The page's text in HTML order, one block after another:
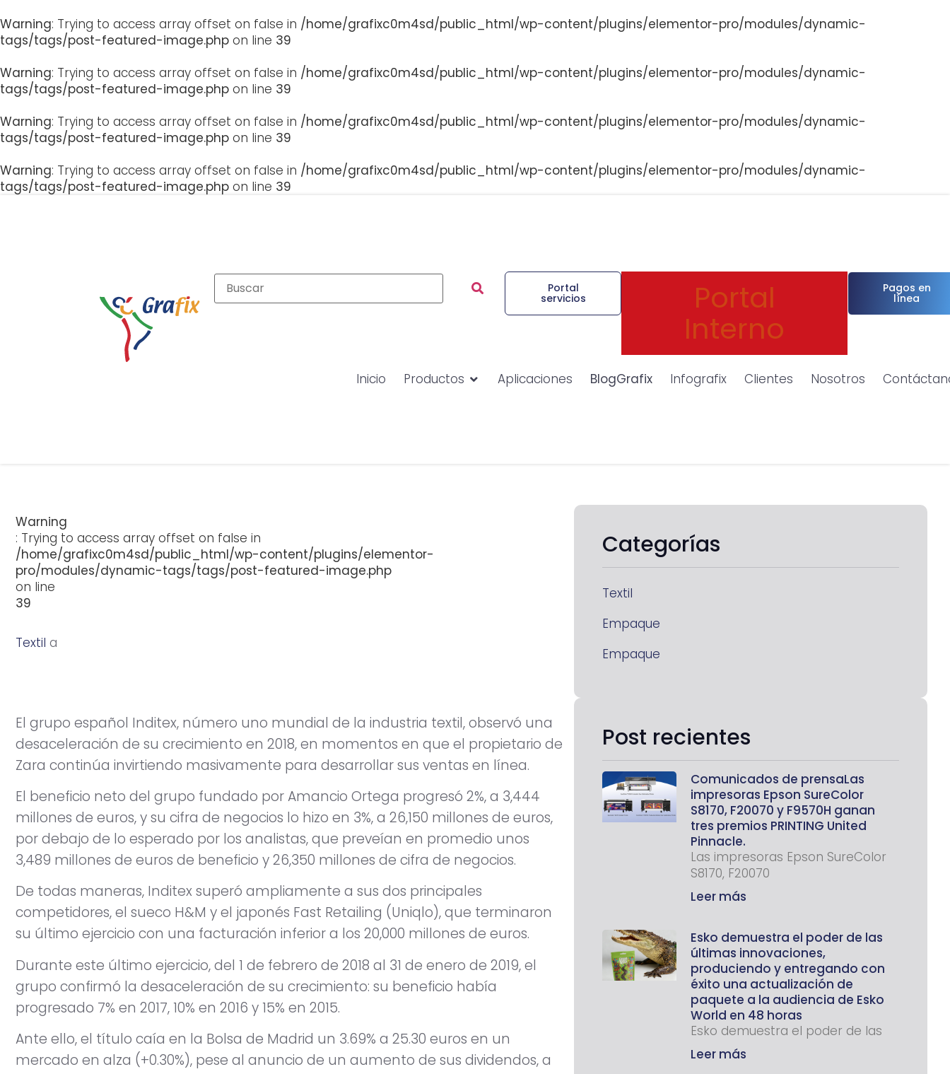
Warning: Trying to access array offset on false in /home/grafixc0m4sd/public_html/wp-content/plugins/elementor-pro/modules/dynamic-
tags/tags/post-featured-image.php on line 39
Warning: Trying to access array offset on false in /home/grafixc0m4sd/public_html/wp-content/plugins/elementor-pro/modules/dynamic-
tags/tags/post-featured-image.php on line 39
Warning: Trying to access array offset on false in /home/grafixc0m4sd/public_html/wp-content/plugins/elementor-pro/modules/dynamic-
tags/tags/post-featured-image.php on line 39
Warning: Trying to access array offset on false in /home/grafixc0m4sd/public_html/wp-content/plugins/elementor-pro/modules/dynamic-
tags/tags/post-featured-image.php on line 39
Portal
servicios Portal
Interno
Pagos en
línea
Inicio Productos Aplicaciones BlogGrafix Infografix Clientes Nosotros
Warning
: Trying to access array offset on false in
/home/grafixc0m4sd/public_html/wp-content/plugins/elementor-
pro/modules/dynamic-tags/tags/post-featured-image.php
on line
39
Textil a
El grupo español Inditex, número uno mundial de la industria textil, observó una
desaceleración de su crecimiento en 2018, en momentos en que el propietario de
Zara continúa invirtiendo masivamente para desarrollar sus ventas en línea.
El beneficio neto del grupo fundado por Amancio Ortega progresó 2%, a 3,444
millones de euros, y su cifra de negocios lo hizo en 3%, a 26,150 millones de euros,
por debajo de lo esperado por los analistas, que preveían en promedio unos
3,489 millones de euros de beneficio y 26,350 millones de cifra de negocios.
De todas maneras, Inditex superó ampliamente a sus dos principales
competidores, el sueco H&M y el japonés Fast Retailing (Uniqlo), que terminaron
su último ejercicio con una facturación inferior a los 20,000 millones de euros.
Durante este último ejercicio, del 1 de febrero de 2018 al 31 de enero de 2019, el
grupo confirmó la desaceleración de su crecimiento: su beneficio había
progresado 7% en 2017, 10% en 2016 y 15% en 2015.
Ante ello, el título caía en la Bolsa de Madrid un 3.69% a 25.30 euros en un
mercado en alza (+0.30%), pese al anuncio de un aumento de sus dividendos, a
Categorías
Textil
Empaque
Empaque
Post recientes
Comunicados de prensaLas
impresoras Epson SureColor
S8170, F20070 y F9570H ganan
tres premios PRINTING United
Pinnacle.
Las impresoras Epson SureColor
S8170, F20070
Leer más
Esko demuestra el poder de las
últimas innovaciones,
produciendo y entregando con
éxito una actualización de
paquete a la audiencia de Esko
World en 48 horas
Esko demuestra el poder de las
Leer más